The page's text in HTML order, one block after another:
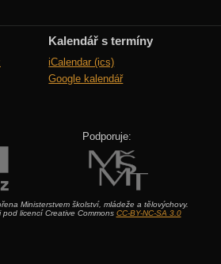
Kalendář s termíny
iCalendar (ics)
Google kalendář
Podporuje:
Ministerstvem školství, mládeže a tělovýchovy.
licencí Creative Commons CC-BY-NC-SA 3.0